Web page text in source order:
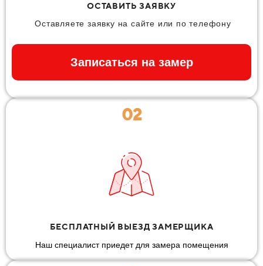
ОСТАВИТЬ ЗАЯВКУ
Оставляете заявку на сайте или по телефону
Записаться на замер
02
БЕСПЛАТНЫЙ ВЫЕЗД ЗАМЕРЩИКА
Наш специалист приедет для замера помещения